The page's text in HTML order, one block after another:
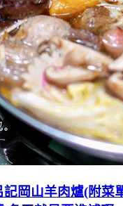
記岡山羊肉爐(附菜